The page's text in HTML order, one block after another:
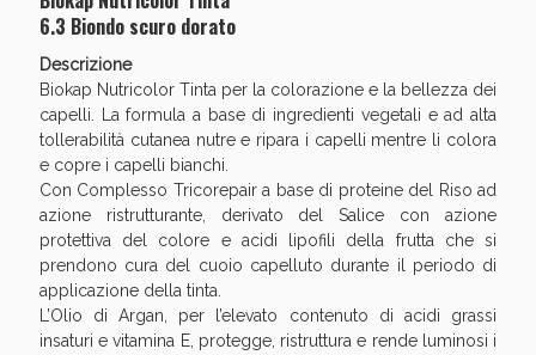
6.3 Biondo scuro dorato
Descrizione
Biokap Nutricolor Tinta per la colorazione e la bellezza dei
capelli. La formula a base di ingredienti vegetali e ad alta
tollerabilità cutanea nutre e ripara i capelli mentre li colora
e copre i capelli bianchi.
Con Complesso Tricorepair a base di proteine del Riso ad
azione ristrutturante, derivato del Salice con azione
protettiva del colore e acidi lipofili della frutta che si
prendono cura del cuoio capelluto durante il periodo di
applicazione della tinta.
L’Olio di Argan, per l’elevato contenuto di acidi grassi
insaturi e vitamina E, protegge, ristruttura e rende luminosi i